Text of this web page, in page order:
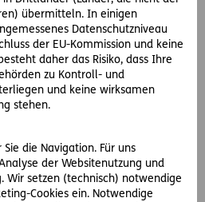
übermitteln. In einigen
Datenschutzniveau
der EU-Kommission und keine
daher das Risiko, dass Ihre
zu Kontroll- und
und keine wirksamen
stehen.
die Navigation. Für uns
der Websitenutzung und
Wir setzen (technisch) notwendige
Cookies ein. Notwendige
Sie sich eine Kiste bereit (z. B.
alle Dinge hineingeben, die
unterkommen und Sie nicht
noch brauchen.
sind oft Freunde als
Ordnung geschaffen, gönnen